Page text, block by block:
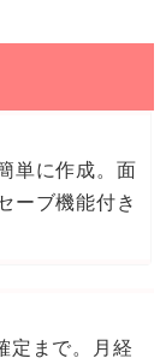
単に作成。面
ーブ機能付き
定まで。月経